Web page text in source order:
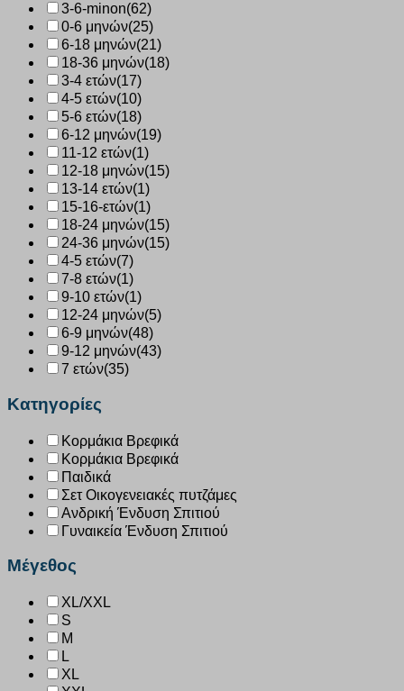
3-6-minon(62)
0-6 μηνών(25)
6-18 μηνών(21)
18-36 μηνών(18)
3-4 ετών(17)
4-5 ετών(10)
5-6 ετών(18)
6-12 μηνών(19)
11-12 ετών(1)
12-18 μηνών(15)
13-14 ετών(1)
15-16-ετών(1)
18-24 μηνών(15)
24-36 μηνών(15)
4-5 ετών(7)
7-8 ετών(1)
9-10 ετών(1)
12-24 μηνών(5)
6-9 μηνών(48)
9-12 μηνών(43)
7 ετών(35)
Κατηγορίες
Κορμάκια Βρεφικά
Κορμάκια Βρεφικά
Παιδικά
Σετ Οικογενειακές πυτζάμες
Ανδρική Ένδυση Σπιτιού
Γυναικεία Ένδυση Σπιτιού
Μέγεθος
XL/XXL
S
M
L
XL